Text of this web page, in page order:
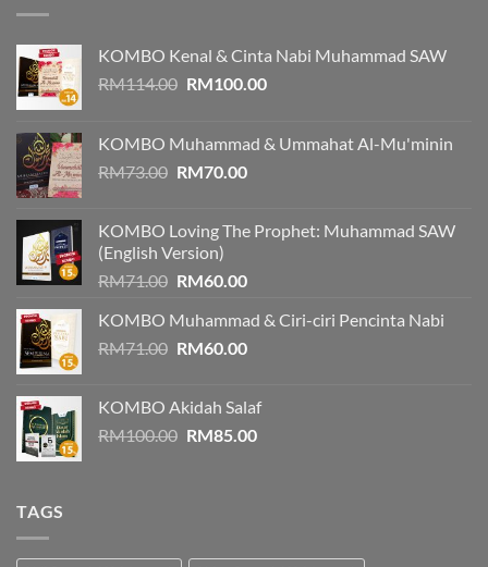
KOMBO Kenal & Cinta Nabi Muhammad SAW
RM114.00 Original
RM114.00.
RM100.00Current
RM100.00.
KOMBO Muhammad & Ummahat Al-Mu'minin
RM73.00 Original
RM73.00.
RM70.00Current
RM70.00.
KOMBO Loving The Prophet: Muhammad SAW
(English Version)
RM71.00 Original
was:
RM71.00.
RM60.00Current
is:
RM60.00.
KOMBO Muhammad & Ciri-ciri Pencinta Nabi
RM71.00 Original
RM71.00.
RM60.00Current
RM60.00.
KOMBO Akidah Salaf
RM100.00 Original
RM85.00Current
TAGS